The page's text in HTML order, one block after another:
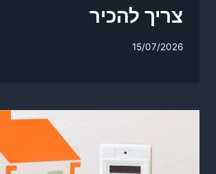
צריך להכיר
15/07/2026